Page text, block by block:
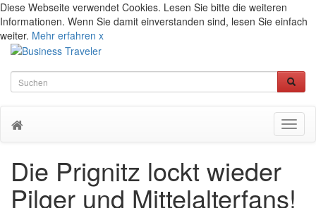
Diese Webseite verwendet Cookies. Lesen Sie bitte die weiteren
Informationen. Wenn Sie damit einverstanden sind, lesen Sie einfach
weiter. Mehr erfahren x
Die Prignitz lockt wieder
Pilger und Mittelalterfans!